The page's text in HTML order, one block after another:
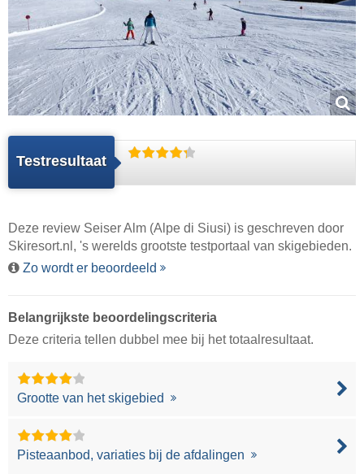
Testresultaat
Deze review Seiser Alm (Alpe di Siusi) is geschreven door
Skiresort.nl , 's werelds grootste testportaal van skigebieden.
Zo wordt er beoordeeld
Belangrijkste beoordelingscriteria
Deze criteria tellen dubbel mee bij het totaalresultaat.
Grootte van het skigebied
Pisteaanbod, variaties bij de afdalingen